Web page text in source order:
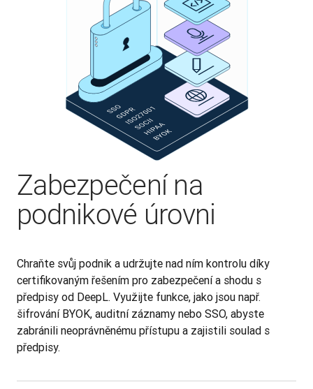
Zabezpečení na
podnikové úrovni
Chraňte svůj podnik a udržujte nad ním kontrolu díky
certifikovaným řešením pro zabezpečení a shodu s
předpisy od DeepL. Využijte funkce, jako jsou např.
šifrování BYOK, auditní záznamy nebo SSO, abyste
zabránili neoprávněnému přístupu a zajistili soulad s
předpisy.